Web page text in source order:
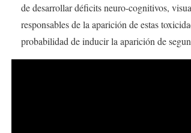
de desarrollar déficits neuro-cognitivos,
responsables de la aparición de estas
probabilidad de inducir la aparición de